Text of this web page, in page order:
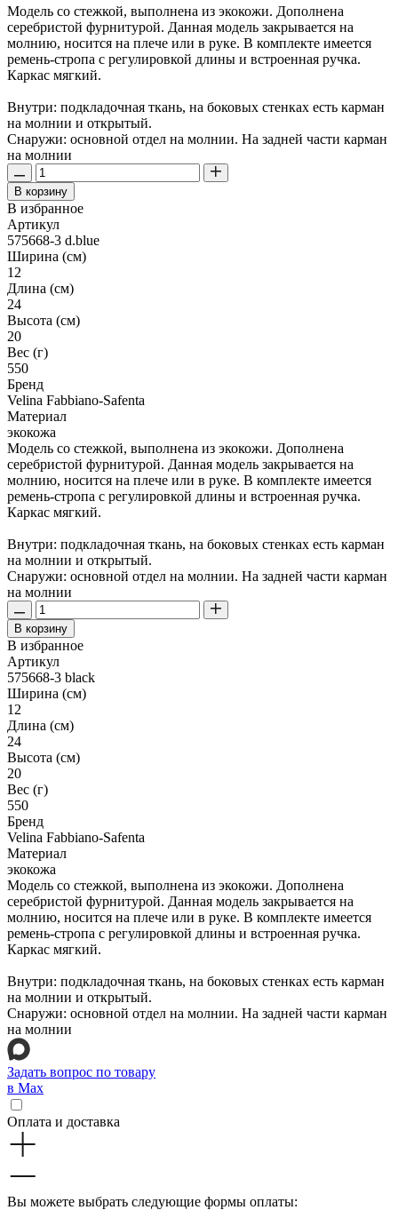
Модель со стежкой, выполнена из экокожи. Дополнена
серебристой фурнитурой. Данная модель закрывается на
молнию, носится на плече или в руке. В комплекте имеется
ремень-стропа с регулировкой длины и встроенная ручка.
Каркас мягкий.
Внутри: подкладочная ткань, на боковых стенках есть карман
на молнии и открытый.
Снаружи: основной отдел на молнии. На задней части карман
на молнии
В корзину
В избранное
Артикул
575668-3 d.blue
Ширина (см)
12
Длина (см)
24
Высота (см)
20
Вес (г)
550
Бренд
Velina Fabbiano-Safenta
Материал
экокожа
Модель со стежкой, выполнена из экокожи. Дополнена
серебристой фурнитурой. Данная модель закрывается на
молнию, носится на плече или в руке. В комплекте имеется
ремень-стропа с регулировкой длины и встроенная ручка.
Каркас мягкий.
Внутри: подкладочная ткань, на боковых стенках есть карман
на молнии и открытый.
Снаружи: основной отдел на молнии. На задней части карман
на молнии
В корзину
В избранное
Артикул
575668-3 black
Ширина (см)
12
Длина (см)
24
Высота (см)
20
Вес (г)
550
Бренд
Velina Fabbiano-Safenta
Материал
экокожа
Модель со стежкой, выполнена из экокожи. Дополнена
серебристой фурнитурой. Данная модель закрывается на
молнию, носится на плече или в руке. В комплекте имеется
ремень-стропа с регулировкой длины и встроенная ручка.
Каркас мягкий.
Внутри: подкладочная ткань, на боковых стенках есть карман
на молнии и открытый.
Снаружи: основной отдел на молнии. На задней части карман
на молнии
Задать вопрос по товару
в Max
Оплата и доставка
Вы можете выбрать следующие формы оплаты: